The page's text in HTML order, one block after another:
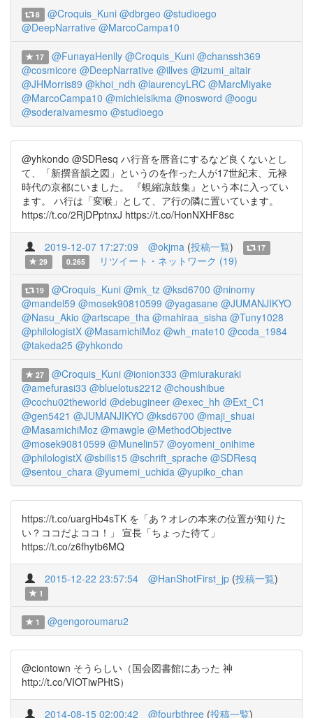
8 @Croquis_Kuni @dbrgeo @studioego
@DeepNarrative @MarcoCampa10
17 @FunayaHenlly @Croquis_Kuni @chanssh369
@cosmicore @DeepNarrative @illves @izumi_altair
@JHMorris89 @khoi_ndh @laurencyLRC @MarcMiyake
@MarcoCampa10 @michielsikma @nosword @oogu
@soderaivamesmo @studioego
@yhkondo @SDResq ハ行音を唇音にするなど良くないとし
て、「新撰音韻之図」というのを作った人が17世紀末、元禄
時代の京都にいました。 『蜆縮凉鼓集』という本に入ってい
ます。 ハ行は「変喉」として、ア行の隣に置いています。
https://t.co/2RjDPptnxJ https://t.co/HonNXHF8sc
2019-12-07 17:27:09 @okjma (投稿一覧)
17
29
0.265 リツイート・ネットワーク (19)
19 @Croquis_Kuni @mk_tz @ksd6700 @ninomy
@mandel59 @mosek90810599 @yagasane @JUMANJIKYO
@Nasu_Akio @artscape_tha @mahiraa_sisha @Tuny1028
@philologistX @MasamichiMoz @wh_mate10 @coda_1984
@takeda25 @yhkondo
27 @Croquis_Kuni @ionion333 @miurakuraki
@amefurasi33 @bluelotus2212 @choushibue
@cochu02theworld @debugineer @exec_hh @Ext_C1
@gen5421 @JUMANJIKYO @ksd6700 @maji_shuai
@MasamichiMoz @mawgle @MethodObjective
@mosek90810599 @Munelin57 @oyomeni_onihime
@philologistX @sbills15 @schrift_sprache @SDResq
@sentou_chara @yumemi_uchida @yupiko_chan
https://t.co/uargHb4sTK を「あ？オレの本来の位置が知りた
い？ココだよココ！」 宣長「ちょった待て」
https://t.co/z6fhytb6MQ
2015-12-22 23:57:54 @HanShotFirst_jp (投稿一覧)
1
1 @gengoroumaru2
@ciontown そうらしい（国会図書館にあった 神
http://t.co/VIOTiwPHtS）
2014-08-15 02:00:42 @fourbthree (投稿一覧)